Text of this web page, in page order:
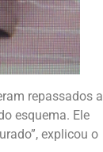
repassados a
esquema. Ele
explicou o